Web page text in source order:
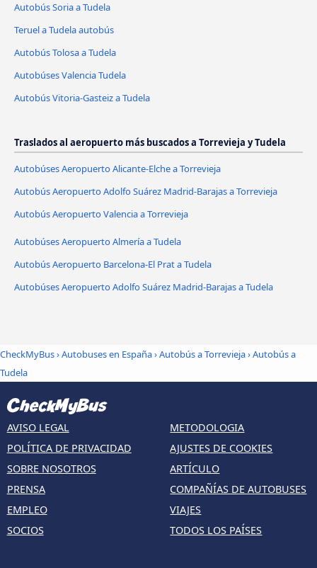
Autobús Soria a Tudela
Teruel a Tudela autobús
Autobús Tolosa a Tudela
Autobúses Valencia Tudela
Autobús Vitoria-Gasteiz a Tudela
Traslados al aeropuerto más buscados a Torrevieja y Tudela
Autobúses Aeropuerto Alicante-Elche a Torrevieja
Autobús Aeropuerto Adolfo Suárez Madrid-Barajas a Torrevieja
Autobús Aeropuerto Valencia a Torrevieja
Autobúses Aeropuerto Almería a Tudela
Autobús Aeropuerto Barcelona-El Prat a Tudela
Autobúses Aeropuerto Adolfo Suárez Madrid-Barajas a Tudela
CheckMyBus›Autobuses en España›Autobús a Torrevieja›Autobús a
Tudela
AVISO LEGAL
POLÍTICA DE PRIVACIDAD
SOBRE NOSOTROS
PRENSA
EMPLEO
SOCIOS
METODOLOGIA
AJUSTES DE COOKIES
ARTÍCULO
COMPAÑÍAS DE AUTOBUSES
VIAJES
TODOS LOS PAÍSES